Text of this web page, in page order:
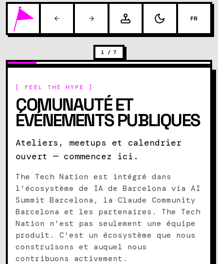
FR
1 /7
[ FEEL THE HYPE ]
COMUNAUTÉ ET
ÉVÉNEMENTS PUBLIQUES
Ateliers, meetups et calendrier
ouvert — commencez ici.
The Tech Nation est intégré dans
l'écosystème de IA de Barcelona via AI
Summit Barcelona, la Claude Community
Barcelona et les partenaires. The Tech
Nation n'est pas seulement une équipe
produit. C'est un écosystème que nous
construisons et auquel nous
contribuons activement.